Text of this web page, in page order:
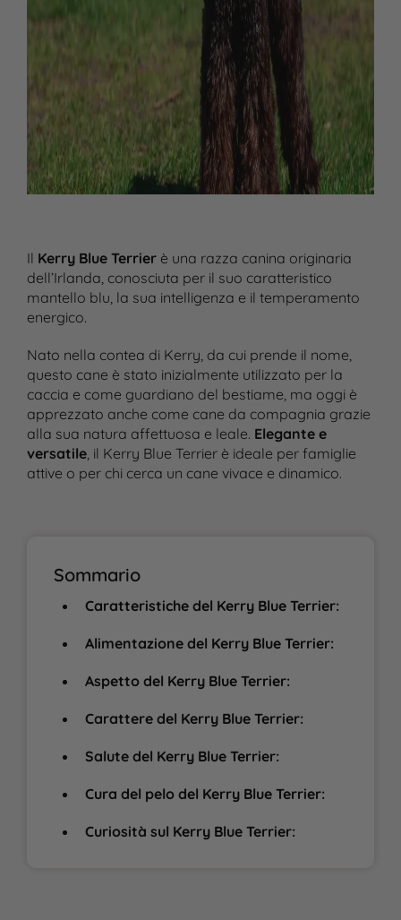
Il Kerry Blue Terrierè una razza canina originaria
dell’Irlanda, conosciuta per il suo caratteristico
mantello blu, la sua intelligenza e il temperamento
energico.
Nato nella contea di Kerry, da cui prende il nome,
questo cane è stato inizialmente utilizzato per la
caccia e come guardiano del bestiame, ma oggi è
apprezzato anche come cane da compagnia grazie
alla sua natura affettuosa e leale. Elegante e
versatile, il Kerry Blue Terrier è ideale per famiglie
attive o per chi cerca un cane vivace e dinamico.
Sommario
Caratteristiche del Kerry Blue Terrier:
Alimentazione del Kerry Blue Terrier:
Aspetto del Kerry Blue Terrier:
Carattere del Kerry Blue Terrier:
Salute del Kerry Blue Terrier:
Cura del pelo del Kerry Blue Terrier:
Curiosità sul Kerry Blue Terrier: